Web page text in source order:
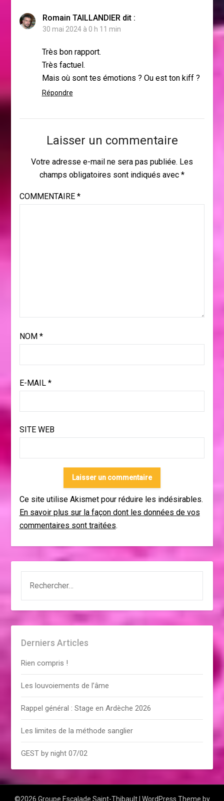
Romain TAILLANDIER dit :
30 mai 2024 à 0 h 11 min
Très bon rapport.
Très factuel.
Mais où sont tes émotions ? Ou est ton kiff ?
Répondre
Laisser un commentaire
Votre adresse e-mail ne sera pas publiée. Les
champs obligatoires sont indiqués avec *
COMMENTAIRE *
NOM *
E-MAIL *
SITE WEB
Ce site utilise Akismet pour réduire les indésirables.
En savoir plus sur la façon dont les données de vos
commentaires sont traitées.
Derniers Articles
Rien compris !
Les louvoiements de l’âme
Rappel général : Stage en Ardèche 2026
Les limites de la méthode sanglier
GEST by night 07/02
©2026 Groupe Escalade Saint-Thibault | WordPress Theme by